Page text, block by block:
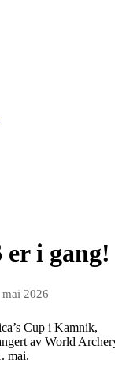
er i gang!
mai 2026
Cup i Kamnik,
av World
mai.